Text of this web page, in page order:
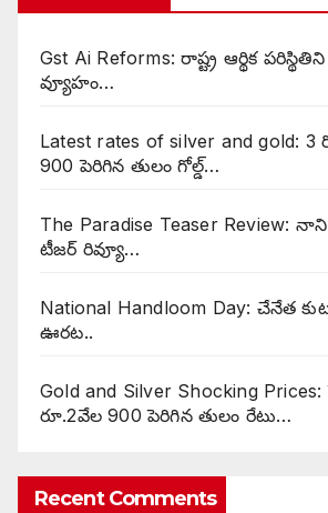
Gst Ai Reforms: రాష్ట్ర ఆర్థిక
వ్యూహం…
Latest rates of silver and gold: 3
900 పెరిగిన తులం గోల్డ్…
The Paradise Teaser Review:
టీజర్ రివ్యూ…
National Handloom Day: చేనేత
ఊరట..
Gold and Silver Shocking
రూ.2వేల 900 పెరిగిన తులం రేటు…
Recent Comments